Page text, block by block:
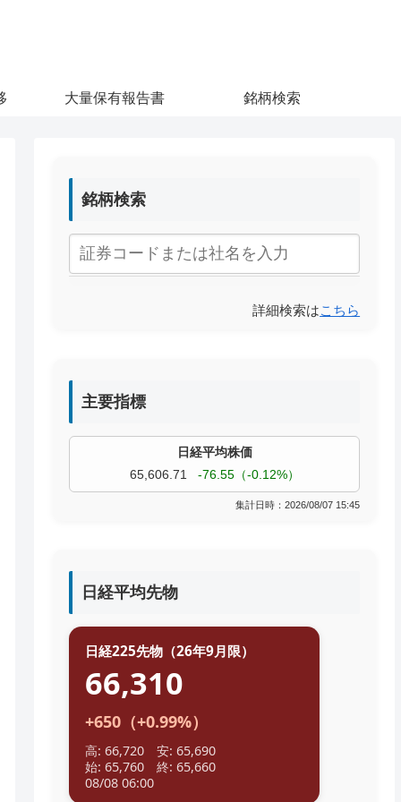
大量保有報告書 銘柄検索
過去株価
銘柄検索
詳細検索はこちら
主要指標
TOPIX
4,074.93
+19.08（+0.47%）
集計日時：2026/08/07 15:45
日経平均先物
日経225先物（26年9月限）
66,310
+650（+0.99%）
高: 66,720 安: 65,690
始: 65,760 終: 65,660
08/08 06:00